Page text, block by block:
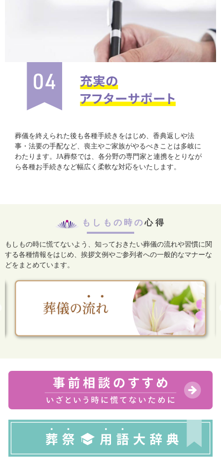
葬儀を終えられた後も各種手続きをはじめ、香典返しや法
事・法要の手配など、喪主やご家族がやるべきことは多岐に
わたります。JA葬祭では、各分野の専門家と連携をとりなが
ら各種お手続きなど幅広く柔軟な対応をいたします。
もしもの時の心得
もしもの時に慌てないよう、知っておきたい葬儀の流れや習慣に関
する各種情報をはじめ、 挨拶文例やご参列者への一般的なマナーな
どをまとめています。